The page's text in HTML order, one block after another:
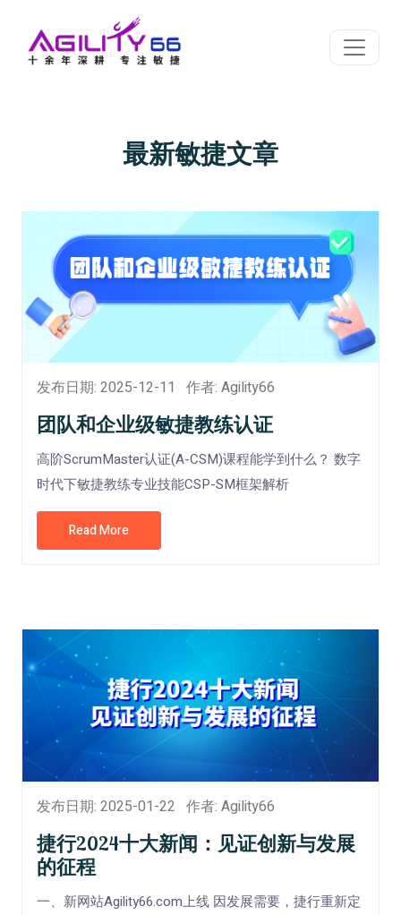
最新敏捷文章
发布日期: 2025-12-11 作者: Agility66
团队和企业级敏捷教练认证
高阶ScrumMaster认证(A-CSM)课程能学到什么？ 数字
时代下敏捷教练专业技能CSP-SM框架解析
Read More
发布日期: 2025-01-22 作者: Agility66
捷行2024十大新闻：见证创新与发展
的征程
一、新网站Agility66.com上线 因发展需要，捷行重新定